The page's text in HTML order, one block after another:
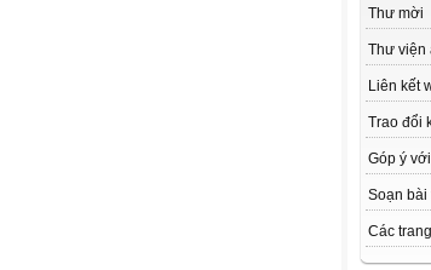
Thư mời
Thư viện
Liên kết
Trao đổi
Góp ý
Soạn bài
Các